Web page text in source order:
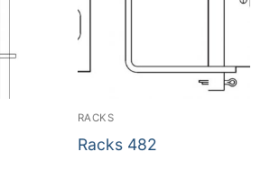
RACKS
Racks 482